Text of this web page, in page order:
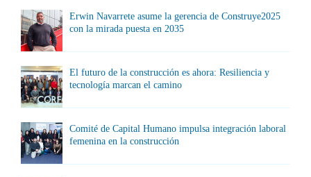
Erwin Navarrete asume la gerencia de Construye2025
con la mirada puesta en 2035
El futuro de la construcción es ahora: Resiliencia y
tecnología marcan el camino
Comité de Capital Humano impulsa integración laboral
femenina en la construcción